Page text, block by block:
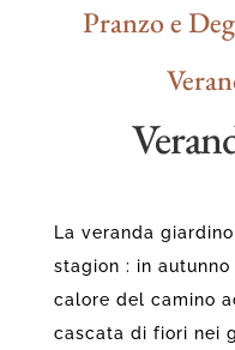
Pranzo e
La veranda
stagion : in
calore del camino
cascata di fiori nei